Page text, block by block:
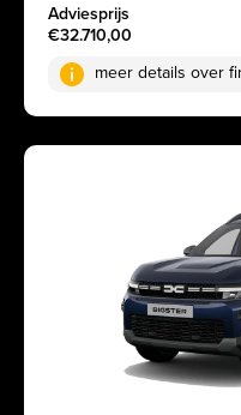
Adviesprijs
€32.710,00
meer details over